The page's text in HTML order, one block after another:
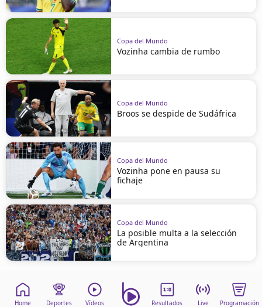
Copa del Mundo
Vozinha cambia de rumbo
Copa del Mundo
Broos se despide de Sudáfrica
Copa del Mundo
Vozinha pone en pausa su
fichaje
Copa del Mundo
La posible multa a la selección
de Argentina
Home Deportes Vídeos Resultados Live Programación